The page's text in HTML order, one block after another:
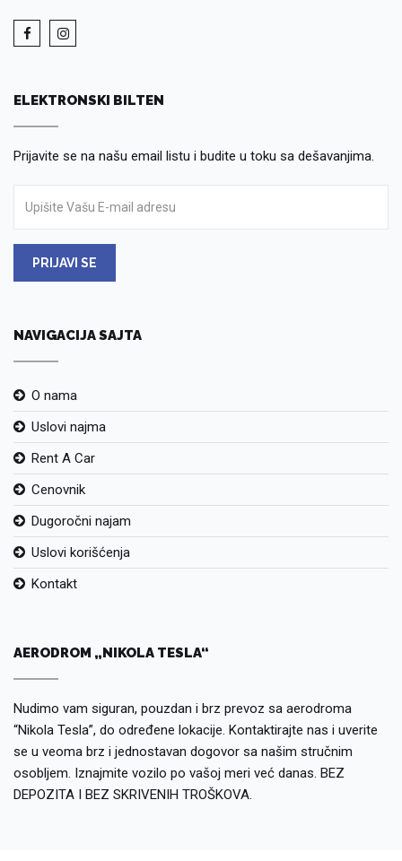
ELEKTRONSKI BILTEN
Prijavite se na našu email listu i budite u toku sa dešavanjima.
PRIJAVI SE
NAVIGACIJA SAJTA
O nama
Uslovi najma
Rent A Car
Cenovnik
Dugoročni najam
Uslovi korišćenja
Kontakt
AERODROM „NIKOLA TESLA“
Nudimo vam siguran, pouzdan i brz prevoz sa aerodroma
“Nikola Tesla”, do određene lokacije. Kontaktirajte nas i uverite
se u veoma brz i jednostavan dogovor sa našim stručnim
osobljem. Iznajmite vozilo po vašoj meri već danas. BEZ
DEPOZITA I BEZ SKRIVENIH TROŠKOVA.